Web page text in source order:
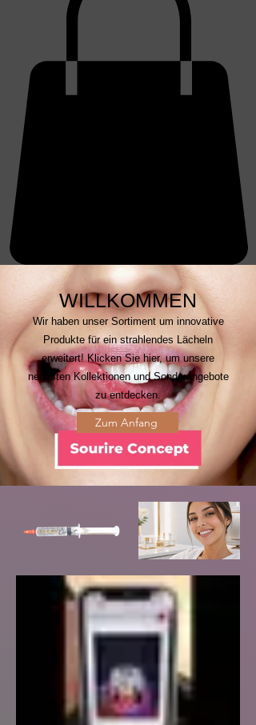
WILLKOMMEN
Wir haben unser Sortiment um innovative
Produkte für ein strahlendes Lächeln
erweitert! Klicken Sie hier, um unsere
neuesten Kollektionen und Sonderangebote
zu entdecken.
Zum Anfang